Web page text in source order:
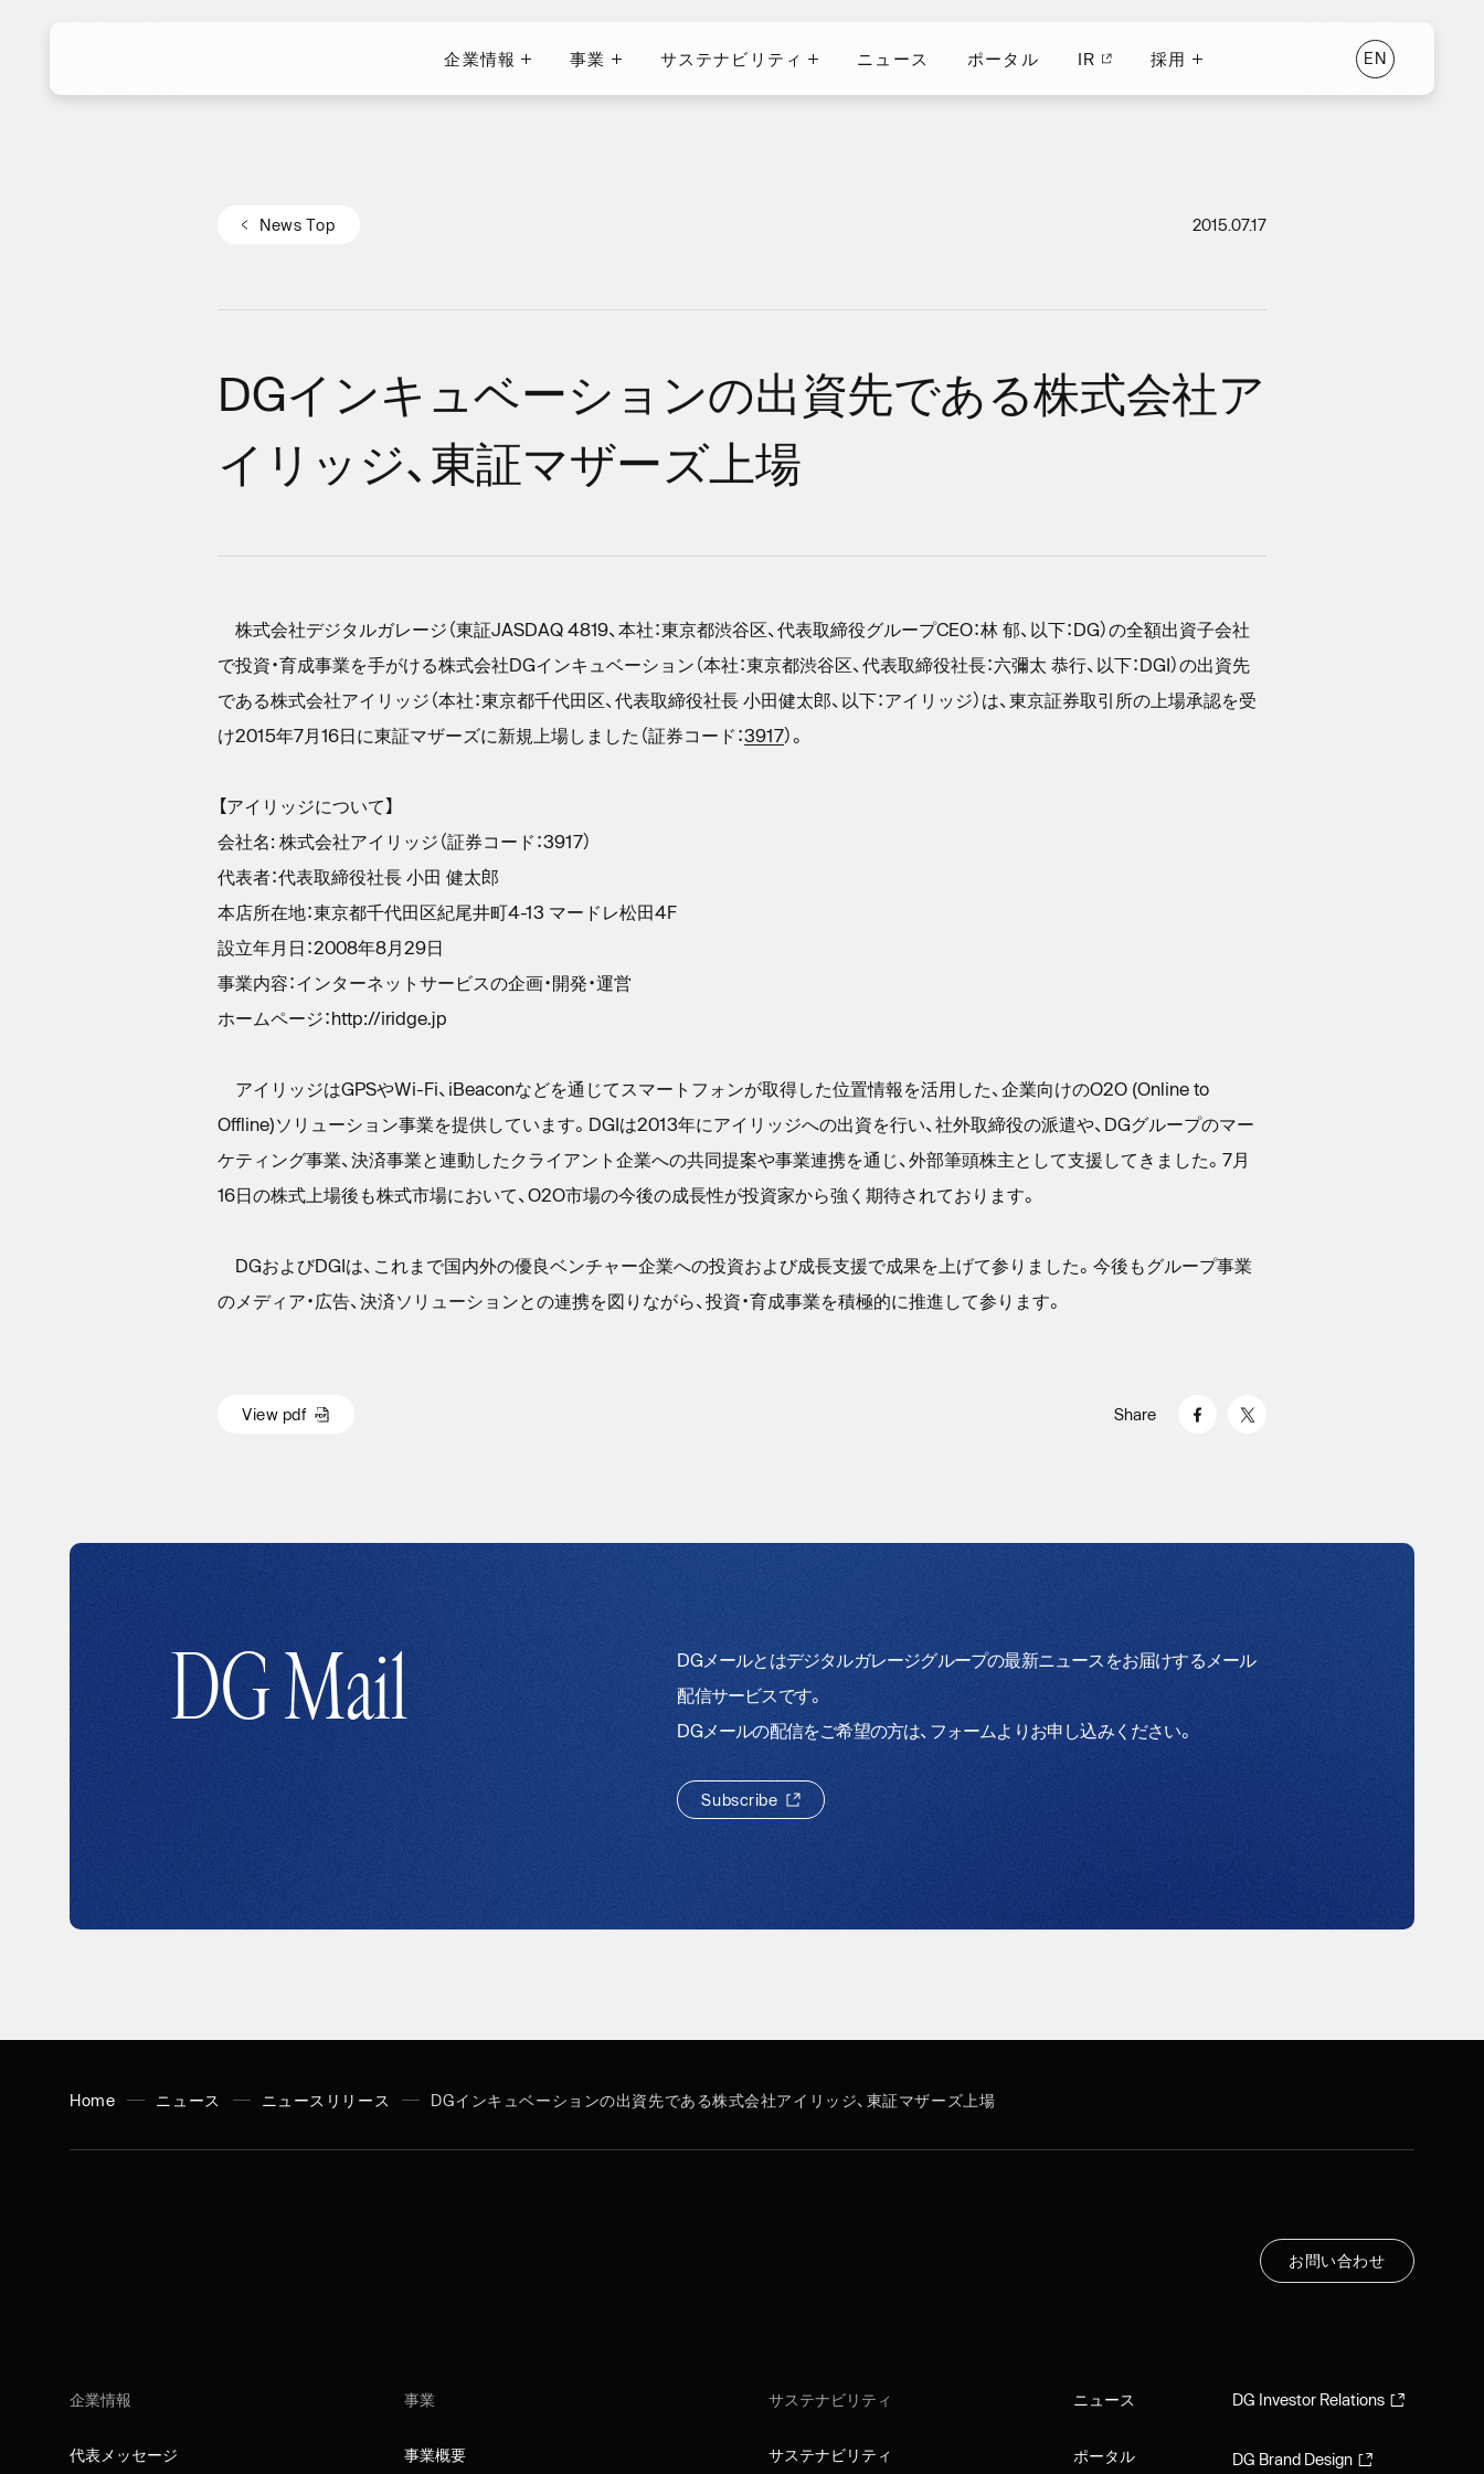
企業情報
事業
サステナビリティ
ニュース
ポータル
IR
採用
EN
EN
DGインキュベーションの出資先である株式会社ア
イリッジ、東証マザーズ上場
News Top
2015.07.17
株式会社デジタルガレージ（東証JASDAQ 4819、本社：東京都渋谷区、代表取締役グループCEO：林 郁、以下：DG）の全額出資子会社
で投資・育成事業を手がける株式会社DGインキュベーション（本社：東京都渋谷区、代表取締役社長：六彌太 恭行、以下：DGI）の出資先
である株式会社アイリッジ（本社：東京都千代田区、代表取締役社長 小田健太郎、以下：アイリッジ）は、東京証券取引所の上場承認を受
け2015年7月16日に東証マザーズに新規上場しました（証券コード：3917）。
【アイリッジについて】
会社名: 株式会社アイリッジ（証券コード：3917）
代表者：代表取締役社長 小田 健太郎
本店所在地：東京都千代田区紀尾井町4-13 マードレ松田4F
設立年月日：2008年8月29日
事業内容：インターネットサービスの企画・開発・運営
ホームページ：http://iridge.jp
アイリッジはGPSやWi-Fi、iBeaconなどを通じてスマートフォンが取得した位置情報を活用した、企業向けのO2O (Online to
Offline)ソリューション事業を提供しています。DGIは2013年にアイリッジへの出資を行い、社外取締役の派遣や、DGグループのマー
ケティング事業、決済事業と連動したクライアント企業への共同提案や事業連携を通じ、外部筆頭株主として支援してきました。7月
16日の株式上場後も株式市場において、O2O市場の今後の成長性が投資家から強く期待されております。
DGおよびDGIは、これまで国内外の優良ベンチャー企業への投資および成長支援で成果を上げて参りました。今後もグループ事業
のメディア・広告、決済ソリューションとの連携を図りながら、投資・育成事業を積極的に推進して参ります。
View pdf
Share
DG Mail
DGメールとはデジタルガレージグループの最新ニュースをお届けするメール
配信サービスです。
DGメールの配信をご希望の方は、フォームよりお申し込みください。
Subscribe
Subscribe
Home ニュース ニュースリリース DGインキュベーションの出資先である株式会社アイリッジ、東証マザーズ上場
お問い合わせ
企業情報
代表メッセージ
事業
事業概要
サステナビリティ
サステナビリティ
ニュース
ポータル
DG Investor Relations
DG Brand Design